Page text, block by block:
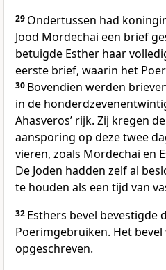
29 Ondertussen had
Jood Mordechai een brief
betuigde Esther haar
eerste brief, waarin het
30 Bovendien werden
in de
Ahasverosʼ rijk. Zij kregen
aansporing op deze twee
vieren, zoals Mordechai en
De Joden hadden zelf al
te houden als een tijd van
32 Esthers bevel bevestigde
Poerimgebruiken. Het
opgeschreven.